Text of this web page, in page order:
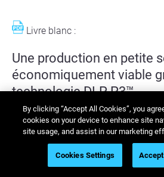
Livre blanc :
Une production en petite
économiquement viable
technologie DLP P3™
Découvrez une véritable alternative
injection pour la fabrication en
By clicking “Accept All Cookies”, you
cookies on your device to enhance site
site usage, and assist in our marketing
Cookies Settings